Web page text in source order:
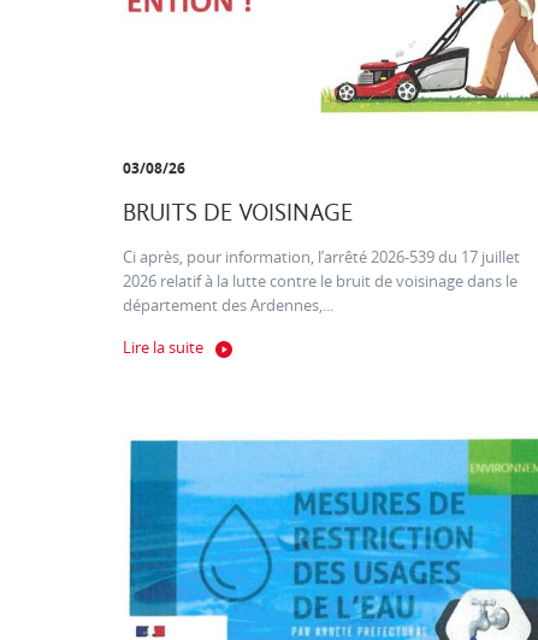
03/08/26
BRUITS DE VOISINAGE
Ci après, pour information, l’arrêté 2026-539 du 17 juillet
2026 relatif à la lutte contre le bruit de voisinage dans le
département des Ardennes,...
Lire la suite